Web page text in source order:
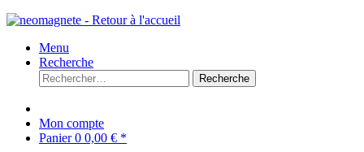
Menu
Recherche
Recherche
Mon compte
Panier0 0,00 € *